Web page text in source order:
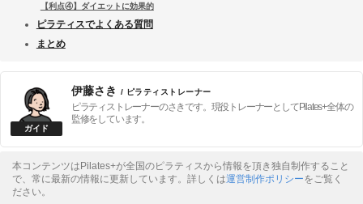
【利点④】ダイエットに効果的
ピラティスでよくある質問
まとめ
伊藤さき / ピラティストレーナー
ピラティストレーナーのさきです。現役トレーナーとしてPilates+全体の
監修をしています。
本コンテンツはPilates+が全国のピラティスから情報を頂き独自制作すること
で、常に最新の情報に更新しています。詳しくは運営制作ポリシーをご覧く
ださい。